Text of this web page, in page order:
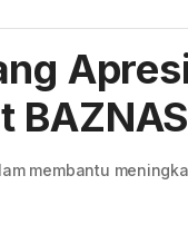
membantu